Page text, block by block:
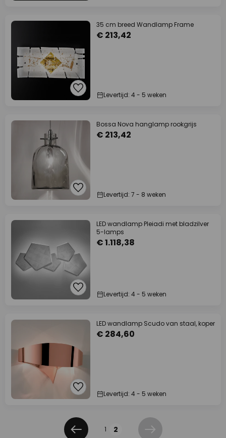
35 cm breed Wandlamp Frame
€ 213,42
Levertijd: 4 - 5 weken
Bossa Nova hanglamp rookgrijs
€ 213,42
Levertijd: 7 - 8 weken
LED wandlamp Pleiadi met bladzilver
5-lamps
€ 1.118,38
Levertijd: 4 - 5 weken
LED wandlamp Scudo van staal, koper
€ 284,60
Levertijd: 4 - 5 weken
Vorige
1 2 Volgende